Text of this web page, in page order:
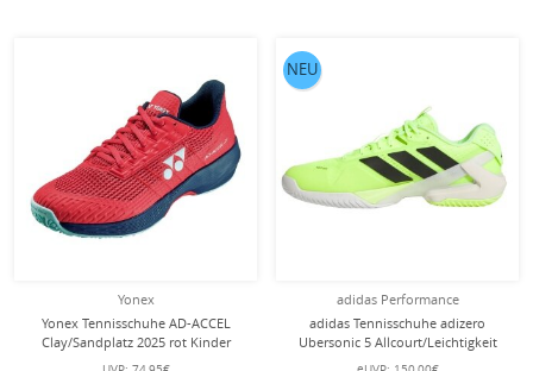
Yonex
Yonex Tennisschuhe AD-ACCEL
Clay/Sandplatz 2025 rot Kinder
adidas Performance
adidas Tennisschuhe adizero
Ubersonic 5 Allcourt/Leichtigkeit
limegrün/schwarz Herren
NEU